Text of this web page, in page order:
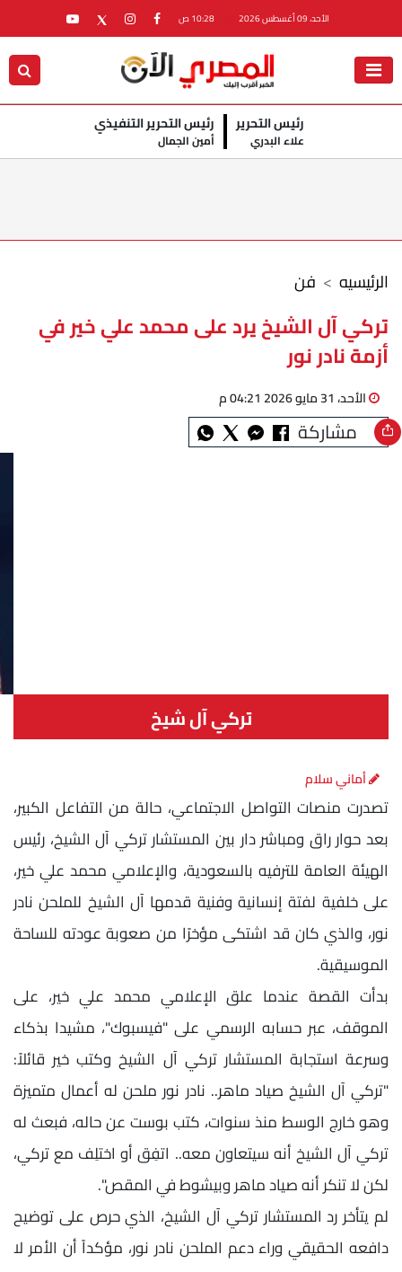
الأحد، 09 أغسطس 2026
رئيس التحرير
علاء البدري
رئيس التحرير التنفيذي
أمين الجمال
فن الرئيسيه
تركي آل الشيخ يرد على محمد علي خير في
أزمة نادر نور
الأحد، 31 مايو 2026 04:21 م
مشاركة
تركي آل شيخ
أماني سلام
تصدرت منصات التواصل الاجتماعي، حالة من التفاعل الكبير،
بعد حوار راق ومباشر دار بين المستشار تركي آل الشيخ، رئيس
الهيئة العامة للترفيه بالسعودية، والإعلامي محمد علي خير،
على خلفية لفتة إنسانية وفنية قدمها آل الشيخ للملحن نادر
نور، والذي كان قد اشتكى مؤخرًا من صعوبة عودته للساحة
الموسيقية.
بدأت القصة عندما علق الإعلامي محمد علي خير، على
الموقف، عبر حسابه الرسمي على "فيسبوك"، مشيدا بذكاء
وسرعة استجابة المستشار تركي آل الشيخ وكتب خير قائلاً:
"تركي آل الشيخ صياد ماهر.. نادر نور ملحن له أعمال متميزة
وهو خارج الوسط منذ سنوات، كتب بوست عن حاله، فبعث له
تركي آل الشيخ أنه سيتعاون معه.. اتفِق أو اختلِف مع تركي،
لكن لا تنكر أنه صياد ماهر وبيشوط في المقص".
لم يتأخر رد المستشار تركي آل الشيخ، الذي حرص على توضيح
دافعه الحقيقي وراء دعم الملحن نادر نور، مؤكداً أن الأمر لا